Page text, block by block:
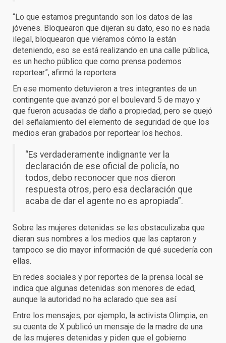
“Lo que estamos preguntando son los datos de las
jóvenes. Bloquearon que dijeran su dato, eso no es nada
ilegal, bloquearon que viéramos cómo la están
deteniendo, eso se está realizando en una calle pública,
es un hecho público que como prensa podemos
reportear”, afirmó la reportera
En ese momento detuvieron a tres integrantes de un
contingente que avanzó por el boulevard 5 de mayo y
que fueron acusadas de daño a propiedad, pero se quejó
del señalamiento del elemento de seguridad de que los
medios eran grabados por reportear los hechos.
“Es verdaderamente indignante ver la
declaración de ese oficial de policía, no
todos, debo reconocer que nos dieron
respuesta otros, pero esa declaración que
acaba de dar el agente no es apropiada”.
Sobre las mujeres detenidas se les obstaculizaba que
dieran sus nombres a los medios que las captaron y
tampoco se dio mayor información de qué sucedería con
ellas.
En redes sociales y por reportes de la prensa local se
indica que algunas detenidas son menores de edad,
aunque la autoridad no ha aclarado que sea así.
Entre los mensajes, por ejemplo, la activista Olimpia, en
su cuenta de X publicó un mensaje de la madre de una
de las mujeres detenidas y piden que el gobierno